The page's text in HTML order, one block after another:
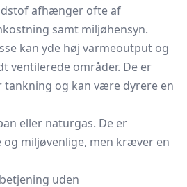
afhænger ofte af
samt miljøhensyn.
kan yde høj varmeoutput og
ventilerede områder. De er
og kan være dyrere en
eller naturgas. De er
miljøvenlige, men kræver en
uden